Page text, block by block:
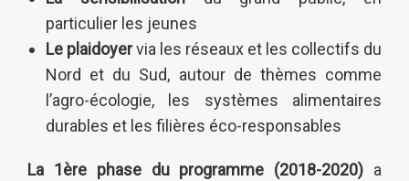
particulier les jeunes
Le plaidoyervia les réseaux et les collectifs du
Nord et du Sud, autour de thèmes comme
l’agro-écologie, les systèmes alimentaires
durables et les filières éco-responsables
La 1ère phase du programme (2018-2020) a